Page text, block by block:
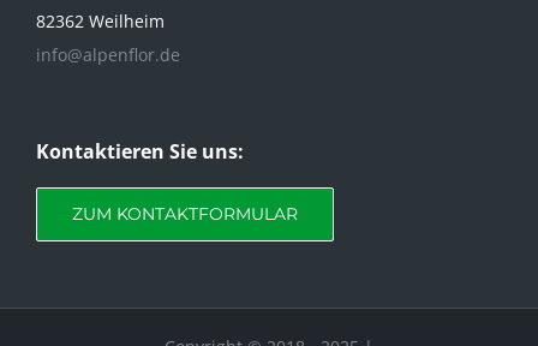
82362 Weilheim
info@alpenflor.de
Kontaktieren Sie uns:
ZUM KONTAKTFORMULAR